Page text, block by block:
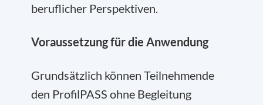
beruflicher Perspektiven.
Voraussetzung für die Anwendung
Grundsätzlich können Teilnehmende
den ProfilPASS ohne Begleitung